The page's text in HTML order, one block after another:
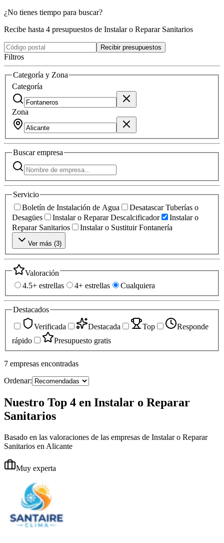
¿No tienes tiempo para buscar?
Recibe hasta 4 presupuestos de Instalar o Reparar Sanitarios
Recibir presupuestos
Filtros
Categoría y Zona
Categoría
Zona
Buscarempresa
Servicio
Boletín de Instalación de Agua
Desatascar Tuberías o
Desagües
Instalar o Reparar Descalcificador
Instalar o
Reparar Sanitarios
Instalar o Sustituir Fontanería
Ver más (3)
Valoración
4.5+ estrellas
4+ estrellas Cualquiera
Destacados
Verificada
Destacada Top
Responde
rápido
Presupuesto gratis
7 empresas encontradas
Ordenar:
Nuestro Top 4 en Instalar o Reparar
Sanitarios
Basado en las valoraciones de las empresas de Instalar o Reparar
Sanitarios en Alicante
Muy experta